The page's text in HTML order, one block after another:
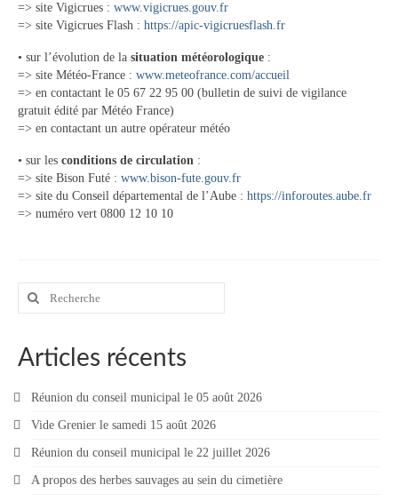
=> site Vigicrues : www.vigicrues.gouv.fr
=> site Vigicrues Flash : https://apic-vigicruesflash.fr
• sur l’évolution de la situation météorologique :
=> site Météo-France : www.meteofrance.com/accueil
=> en contactant le 05 67 22 95 00 (bulletin de suivi de vigilance
gratuit édité par Météo France)
=> en contactant un autre opérateur météo
• sur les conditions de circulation :
=> site Bison Futé : www.bison-fute.gouv.fr
=> site du Conseil départemental de l’Aube : https://inforoutes.aube.fr
=> numéro vert 0800 12 10 10
Rechercher
Articles récents
Réunion du conseil municipal le 05 août 2026
Vide Grenier le samedi 15 août 2026
Réunion du conseil municipal le 22 juillet 2026
A propos des herbes sauvages au sein du cimetière